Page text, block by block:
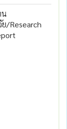
น
ย/Research